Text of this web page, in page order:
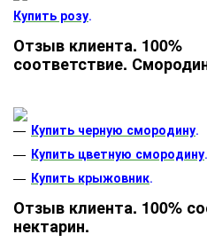
Купить розу.
Отзыв клиента. 100%
соответствие.
Купить черную смородину.
Купить цветную смородину.
Купить крыжовник.
Отзыв клиента. 100%
нектарин.